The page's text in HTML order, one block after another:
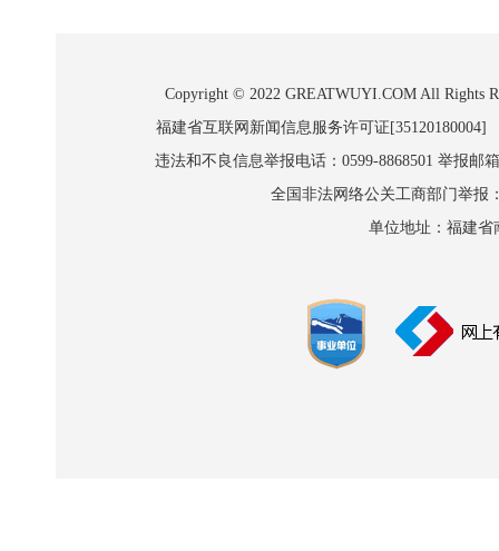
Copyright © 2022 GREATWUYI.COM All Rights
福建省互联网新闻信息服务许可证
违法和不良信息举报电话：0599-8868501 举报邮
全国非法网络公关工商部门举报
单位地址：福建省